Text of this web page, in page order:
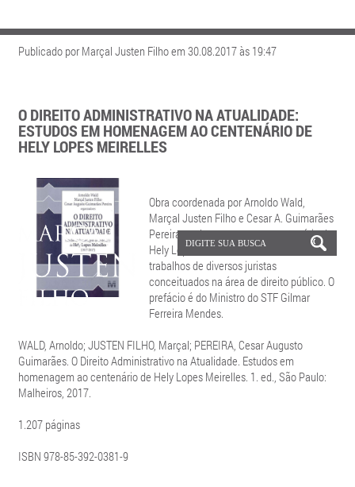
Publicado por Marçal Justen Filho em 30.08.2017 às 19:47
O DIREITO ADMINISTRATIVO NA ATUALIDADE:
ESTUDOS EM HOMENAGEM AO CENTENÁRIO DE
HELY LOPES MEIRELLES
Obra coordenada por Arnoldo Wald,
Marçal Justen Filho e Cesar A. Guimarães
Pereira em homenagem ao centenário de
Hely Lopes Meirelles. Foram reunidos
trabalhos de diversos juristas
conceituados na área de direito público. O
prefácio é do Ministro do STF Gilmar
Ferreira Mendes.
WALD, Arnoldo; JUSTEN FILHO, Marçal; PEREIRA, Cesar Augusto
Guimarães. O Direito Administrativo na Atualidade. Estudos em
homenagem ao centenário de Hely Lopes Meirelles. 1. ed., São Paulo:
Malheiros, 2017.
1.207 páginas
ISBN 978-85-392-0381-9